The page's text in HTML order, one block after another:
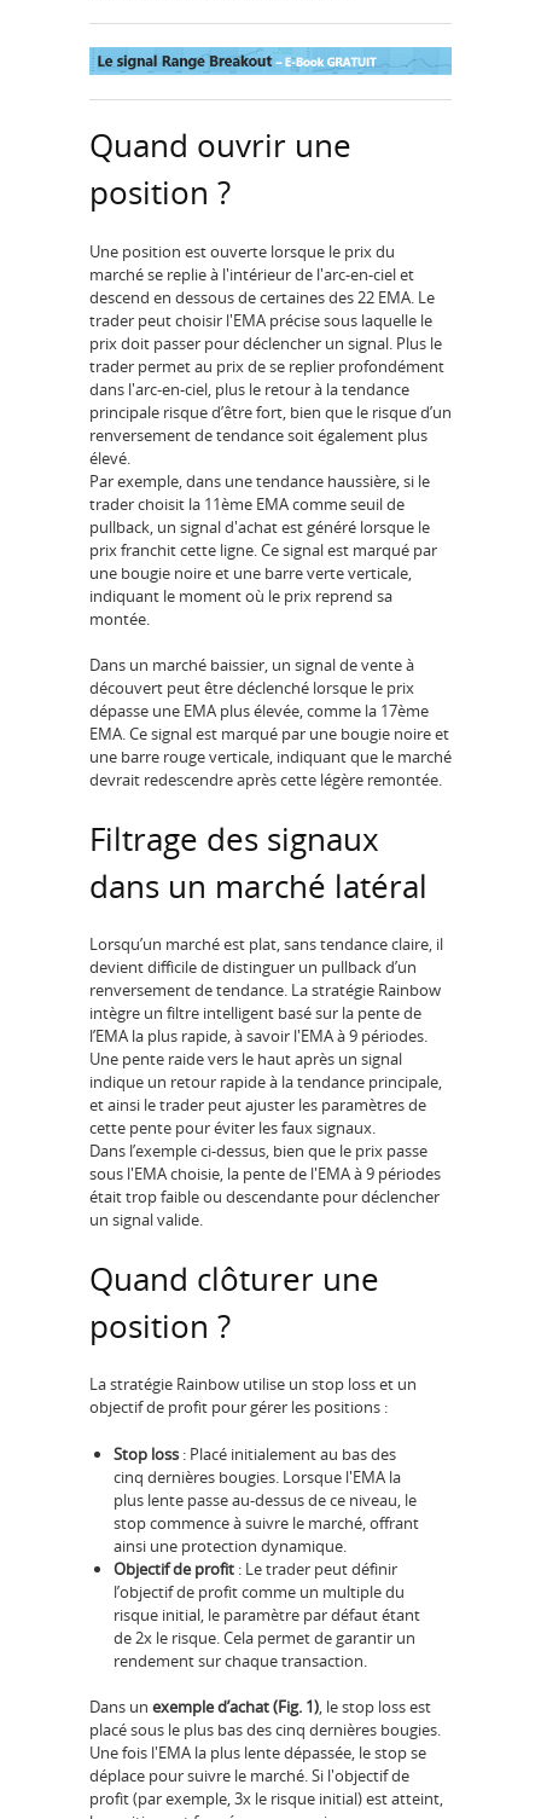
Quand ouvrir une
position ?
Une position est ouverte lorsque le prix du
marché se replie à l'intérieur de l'arc-en-ciel et
descend en dessous de certaines des 22 EMA. Le
trader peut choisir l'EMA précise sous laquelle le
prix doit passer pour déclencher un signal. Plus le
trader permet au prix de se replier profondément
dans l'arc-en-ciel, plus le retour à la tendance
principale risque d’être fort, bien que le risque d’un
renversement de tendance soit également plus
élevé.
Par exemple, dans une tendance haussière, si le
trader choisit la 11ème EMA comme seuil de
pullback, un signal d'achat est généré lorsque le
prix franchit cette ligne. Ce signal est marqué par
une bougie noire et une barre verte verticale,
indiquant le moment où le prix reprend sa
montée.
Dans un marché baissier, un signal de vente à
découvert peut être déclenché lorsque le prix
dépasse une EMA plus élevée, comme la 17ème
EMA. Ce signal est marqué par une bougie noire et
une barre rouge verticale, indiquant que le marché
devrait redescendre après cette légère remontée.
Filtrage des signaux
dans un marché latéral
Lorsqu’un marché est plat, sans tendance claire, il
devient difficile de distinguer un pullback d’un
renversement de tendance. La stratégie Rainbow
intègre un filtre intelligent basé sur la pente de
l’EMA la plus rapide, à savoir l'EMA à 9 périodes.
Une pente raide vers le haut après un signal
indique un retour rapide à la tendance principale,
et ainsi le trader peut ajuster les paramètres de
cette pente pour éviter les faux signaux.
Dans l’exemple ci-dessus, bien que le prix passe
sous l'EMA choisie, la pente de l'EMA à 9 périodes
était trop faible ou descendante pour déclencher
un signal valide.
Quand clôturer une
position ?
La stratégie Rainbow utilise un stop loss et un
objectif de profit pour gérer les positions :
Stop loss: Placé initialement au bas des
cinq dernières bougies. Lorsque l'EMA la
plus lente passe au-dessus de ce niveau, le
stop commence à suivre le marché, offrant
ainsi une protection dynamique.
Objectif de profit: Le trader peut définir
l’objectif de profit comme un multiple du
risque initial, le paramètre par défaut étant
de 2x le risque. Cela permet de garantir un
rendement sur chaque transaction.
Dans un exemple d’achat (Fig. 1), le stop loss est
placé sous le plus bas des cinq dernières bougies.
Une fois l'EMA la plus lente dépassée, le stop se
déplace pour suivre le marché. Si l'objectif de
profit (par exemple, 3x le risque initial) est atteint,